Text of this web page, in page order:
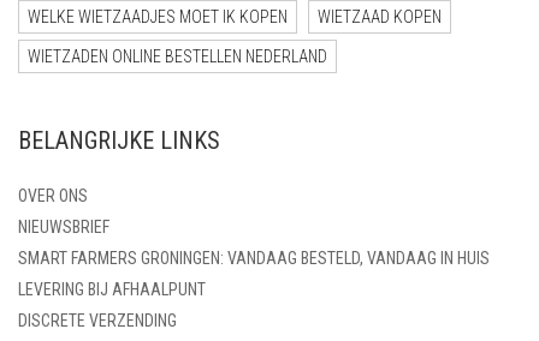
WELKE WIETZAADJES MOET IK KOPEN WIETZAAD KOPEN
WIETZADEN ONLINE BESTELLEN NEDERLAND
BELANGRIJKE LINKS
OVER ONS
NIEUWSBRIEF
SMART FARMERS GRONINGEN: VANDAAG BESTELD, VANDAAG IN HUIS
LEVERING BIJ AFHAALPUNT
DISCRETE VERZENDING